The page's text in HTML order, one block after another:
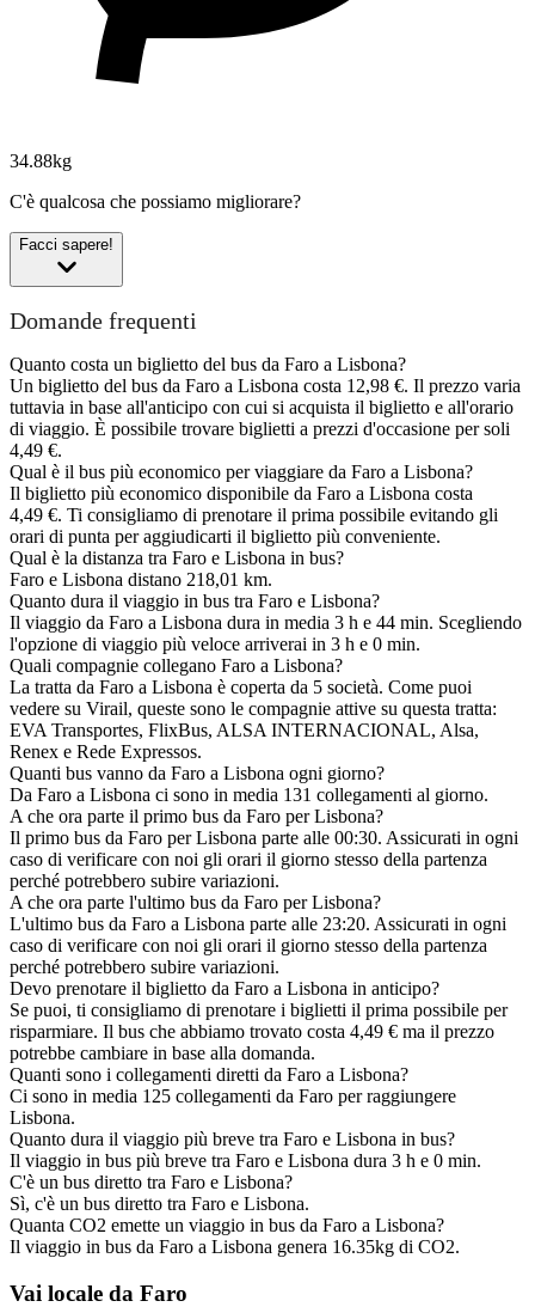
34.88kg
C'è qualcosa che possiamo migliorare?
Facci sapere!
Domande frequenti
Quanto costa un biglietto del bus da Faro a Lisbona?
Un biglietto del bus da Faro a Lisbona costa 12,98 €. Il prezzo varia
tuttavia in base all'anticipo con cui si acquista il biglietto e all'orario
di viaggio. È possibile trovare biglietti a prezzi d'occasione per soli
4,49 €.
Qual è il bus più economico per viaggiare da Faro a Lisbona?
Il biglietto più economico disponibile da Faro a Lisbona costa
4,49 €. Ti consigliamo di prenotare il prima possibile evitando gli
orari di punta per aggiudicarti il biglietto più conveniente.
Qual è la distanza tra Faro e Lisbona in bus?
Faro e Lisbona distano 218,01 km.
Quanto dura il viaggio in bus tra Faro e Lisbona?
Il viaggio da Faro a Lisbona dura in media 3 h e 44 min. Scegliendo
l'opzione di viaggio più veloce arriverai in 3 h e 0 min.
Quali compagnie collegano Faro a Lisbona?
La tratta da Faro a Lisbona è coperta da 5 società. Come puoi
vedere su Virail, queste sono le compagnie attive su questa tratta:
EVA Transportes, FlixBus, ALSA INTERNACIONAL, Alsa,
Renex e Rede Expressos.
Quanti bus vanno da Faro a Lisbona ogni giorno?
Da Faro a Lisbona ci sono in media 131 collegamenti al giorno.
A che ora parte il primo bus da Faro per Lisbona?
Il primo bus da Faro per Lisbona parte alle 00:30. Assicurati in ogni
caso di verificare con noi gli orari il giorno stesso della partenza
perché potrebbero subire variazioni.
A che ora parte l'ultimo bus da Faro per Lisbona?
L'ultimo bus da Faro a Lisbona parte alle 23:20. Assicurati in ogni
caso di verificare con noi gli orari il giorno stesso della partenza
perché potrebbero subire variazioni.
Devo prenotare il biglietto da Faro a Lisbona in anticipo?
Se puoi, ti consigliamo di prenotare i biglietti il prima possibile per
risparmiare. Il bus che abbiamo trovato costa 4,49 € ma il prezzo
potrebbe cambiare in base alla domanda.
Quanti sono i collegamenti diretti da Faro a Lisbona?
Ci sono in media 125 collegamenti da Faro per raggiungere
Lisbona.
Quanto dura il viaggio più breve tra Faro e Lisbona in bus?
Il viaggio in bus più breve tra Faro e Lisbona dura 3 h e 0 min.
C'è un bus diretto tra Faro e Lisbona?
Sì, c'è un bus diretto tra Faro e Lisbona.
Quanta CO2 emette un viaggio in bus da Faro a Lisbona?
Il viaggio in bus da Faro a Lisbona genera 16.35kg di CO2.
Vai locale da Faro